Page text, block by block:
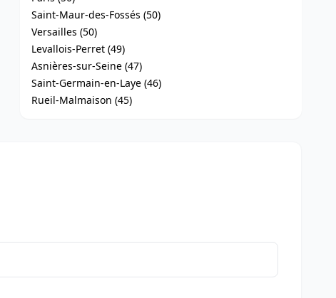
Saint-Maur-des-Fossés (50)
Versailles (50)
Levallois-Perret (49)
Asnières-sur-Seine (47)
Saint-Germain-en-Laye (46)
Rueil-Malmaison (45)